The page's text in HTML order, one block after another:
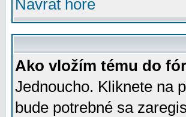
Návrat hore
Ako vložím tému do
Jednoucho. Kliknete na
bude potrebné sa